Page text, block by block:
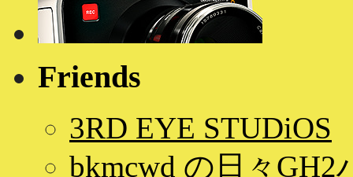
Friends
3RD EYE STUDiOS
bkmcwd の日々GH2